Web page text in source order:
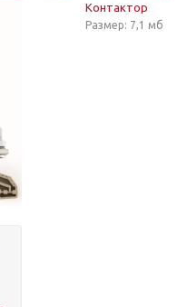
Контактор
Размер: 7,1 мб